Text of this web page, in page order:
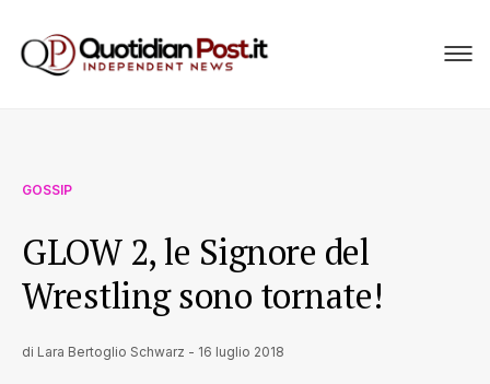
GOSSIP
GLOW 2, le Signore del
Wrestling sono tornate!
di Lara Bertoglio Schwarz - 16 luglio 2018